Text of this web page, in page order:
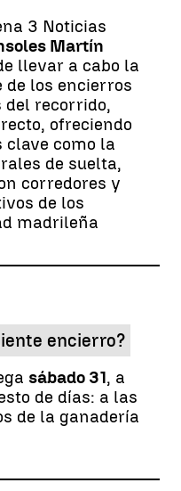
3 Noticias
Martín
llevar a cabo la
de los encierros
del recorrido,
ofreciendo
clave como la
de suelta,
corredores y
de los
madrileña
encierro?
sábado 31, a
de días: a las
de la ganadería